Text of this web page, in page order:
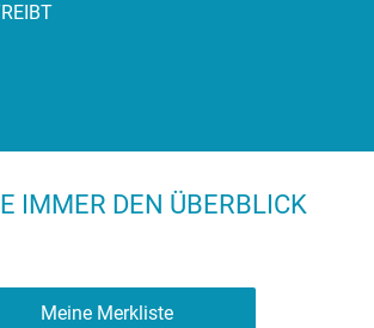
IMMER DEN ÜBERBLICK
Meine Merkliste